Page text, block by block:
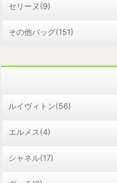
セリーヌ(9)
その他バッグ(151)
ルイヴィトン(56)
エルメス(4)
シャネル(17)